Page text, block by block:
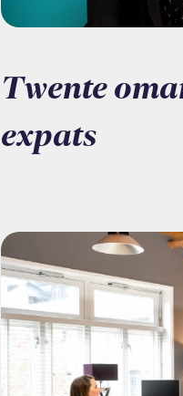
Twente
expats